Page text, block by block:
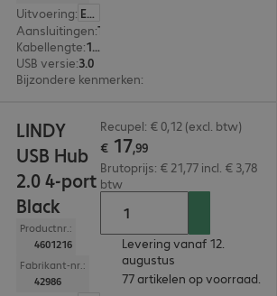
Uitvoering: Europa
Aansluitingen:
Kabellengte: 10 m
USB versie:3.0
Bijzondere kenmerken:
LINDY
USB Hub
2.0 4-port
Black
Productnr.:
4601216
Fabrikant-nr.:
42986
Recupel: € 0,12 (excl. btw)
€ 17,99
Brutoprijs: € 21,77 incl. € 3,78
btw
Levering vanaf 12.
augustus
77 artikelen op voorraad.